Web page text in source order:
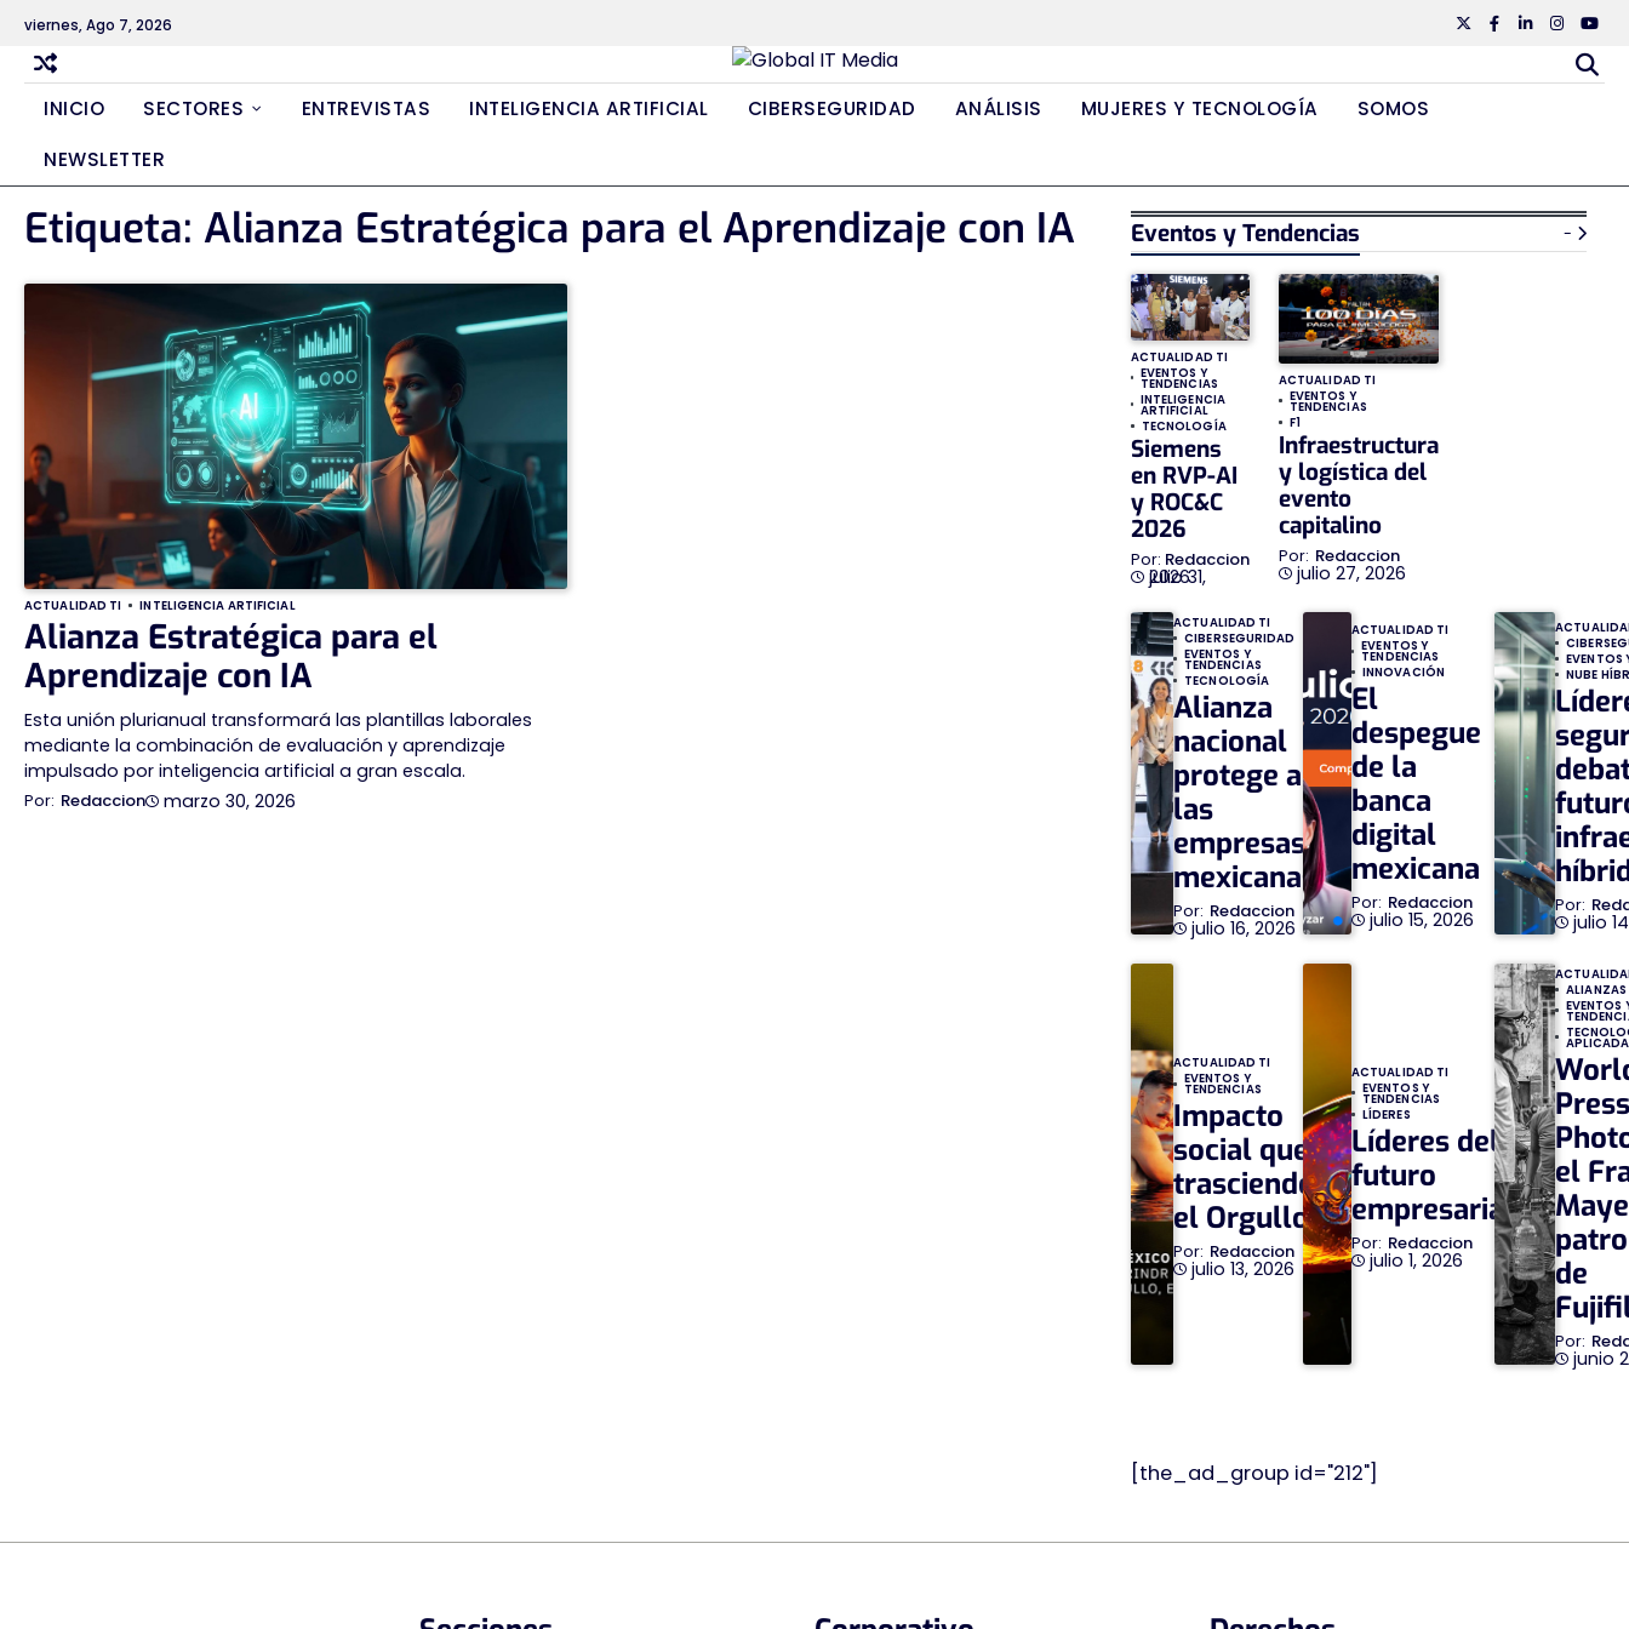
Skip
content
viernes, Ago 7, 2026 TwiiterFacebook
Linkedin
INICIO SECTORES ENTREVISTAS INTELIGENCIA ARTIFICIAL CIBERSEGURIDAD ANÁLISIS MUJERES Y TECNOLOGÍA
SOMOS
NEWSLETTER
Etiqueta: Alianza Estratégica para el Aprendizaje con IA
ACTUALIDAD TI INTELIGENCIA ARTIFICIAL
Alianza Estratégica para el
Aprendizaje con IA
Esta unión plurianual transformará las plantillas laborales
mediante la combinación de evaluación y aprendizaje
impulsado por inteligencia artificial a gran escala.
Redaccion marzo 30, 2026
Eventos y Tendencias -
ACTUALIDAD TI
EVENTOS Y
TENDENCIAS
INTELIGENCIA
ARTIFICIAL
TECNOLOGÍA
Siemens
en RVP-AI
y ROC&C
2026
Redaccion
julio 31, 2026
ACTUALIDAD TI
EVENTOS Y
TENDENCIAS
F1
Infraestructura
y logística del
evento
capitalino
Redaccion
julio 27, 2026
ACTUALIDAD TI
CIBERSEGURIDAD
EVENTOS Y
TENDENCIAS
TECNOLOGÍA
Alianza
nacional
protege a
las
empresas
mexicanas
Redaccion
julio 16, 2026
ACTUALIDAD TI
EVENTOS Y
TENDENCIAS
INNOVACIÓN
El
despegue
de la
banca
digital
mexicana
Redaccion
julio 15, 2026
EVENTOS
NUBE
julio
ACTUALIDAD TI
EVENTOS Y
TENDENCIAS
Impacto
social que
trasciende
el Orgullo
Redaccion
julio 13, 2026
ACTUALIDAD TI
EVENTOS Y
TENDENCIAS
LÍDERES
Líderes del
futuro
empresarial
Redaccion
julio 1, 2026
ALIANZAS
EVENTOS
APLICADA
el
de
junio
[the_ad_group id="212"]